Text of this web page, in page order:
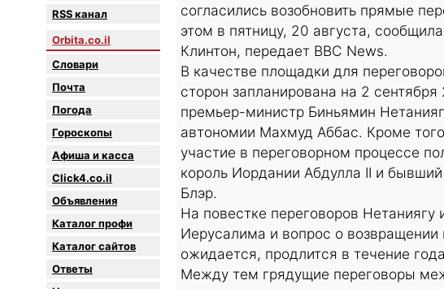
RSS канал
Orbita.co.il
Словари
Почта
Погода
Гороскопы
Афиша и касса
Click4.co.il
Объявления
Каталог профи
Каталог сайтов
Oтветы
согласились возобновить прямые
этом в пятницу, 20 августа,
Клинтон, передает BBC News.
В качестве площадки для
сторон запланирована на 2
премьер-министр Биньямин
автономии Махмуд Аббас. Кроме
участие в переговорном процессе
король Иордании Абдулла II и
Блэр.
На повестке переговоров Нетаниягу
Иерусалима и вопрос о
ожидается, продлится в течение
Между тем грядущие переговоры